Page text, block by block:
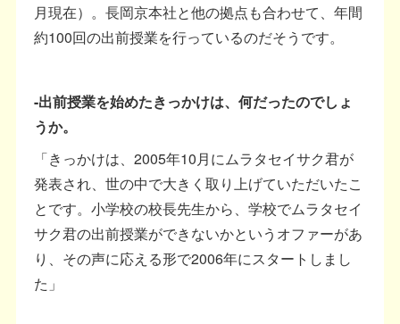
月現在）。長岡京本社と他の拠点も合わせて、年間
約100回の出前授業を行っているのだそうです。
-出前授業を始めたきっかけは、何だったのでしょ
うか。
「きっかけは、2005年10月にムラタセイサク君が
発表され、世の中で大きく取り上げていただいたこ
とです。小学校の校長先生から、学校でムラタセイ
サク君の出前授業ができないかというオファーがあ
り、その声に応える形で2006年にスタートしまし
た」